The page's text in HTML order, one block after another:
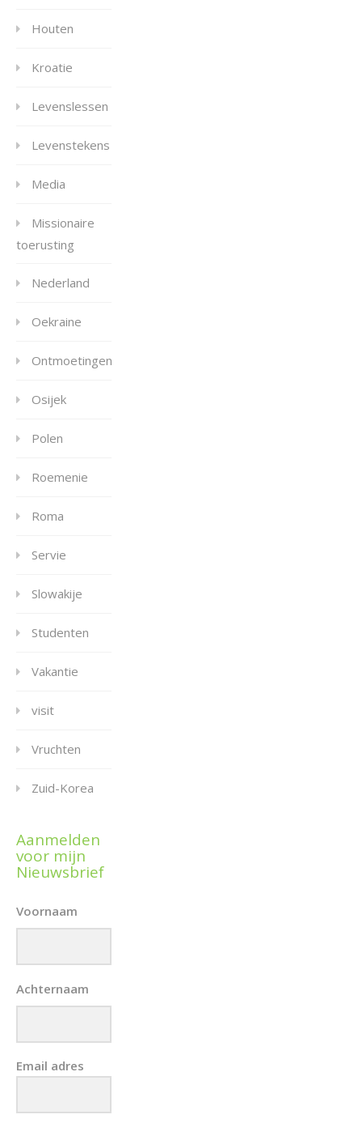
Houten
Kroatie
Levenslessen
Levenstekens
Media
Missionaire
toerusting
Nederland
Oekraine
Ontmoetingen
Osijek
Polen
Roemenie
Roma
Servie
Slowakije
Studenten
Vakantie
visit
Vruchten
Zuid-Korea
Aanmelden
voor mijn
Nieuwsbrief
Voornaam
Achternaam
Email adres